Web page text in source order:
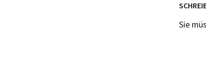
Sie